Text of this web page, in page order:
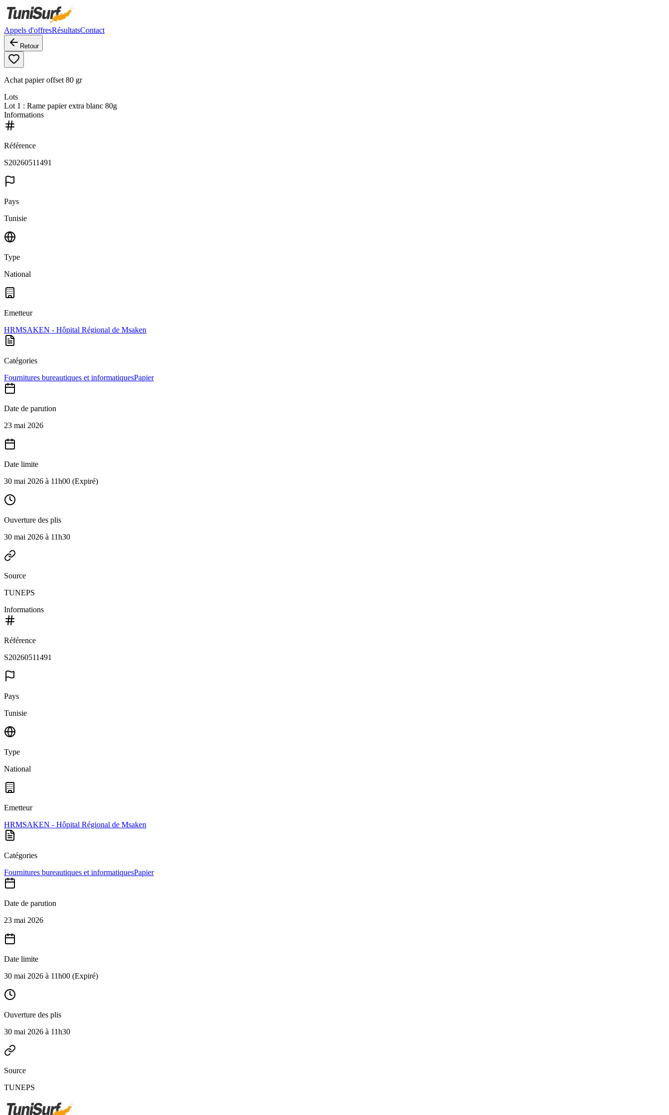
Appels d'offresRésultatsContact
Retour
Achat papier offset 80 gr
Lots
Lot 1 : Rame papier extra blanc 80g
Informations
Référence
S20260511491
Pays
Tunisie
Type
National
Emetteur
HRMSAKEN - Hôpital Régional de Msaken
Catégories
Fournitures bureautiques et informatiquesPapier
Date de parution
23 mai 2026
Date limite
30 mai 2026 à 11h00 (Expiré)
Ouverture des plis
30 mai 2026 à 11h30
Source
TUNEPS
Informations
Référence
S20260511491
Pays
Tunisie
Type
National
Emetteur
HRMSAKEN - Hôpital Régional de Msaken
Catégories
Fournitures bureautiques et informatiquesPapier
Date de parution
23 mai 2026
Date limite
30 mai 2026 à 11h00 (Expiré)
Ouverture des plis
30 mai 2026 à 11h30
Source
TUNEPS